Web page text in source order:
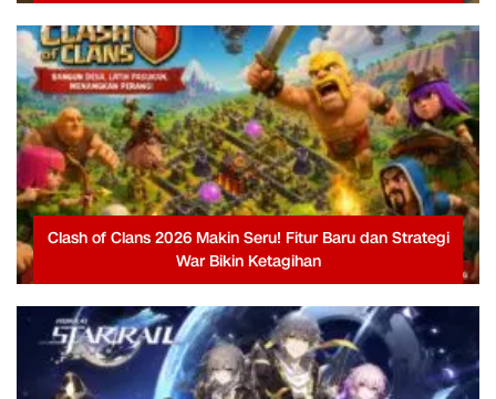
Clash of Clans 2026 Makin Seru! Fitur Baru dan Strategi
War Bikin Ketagihan